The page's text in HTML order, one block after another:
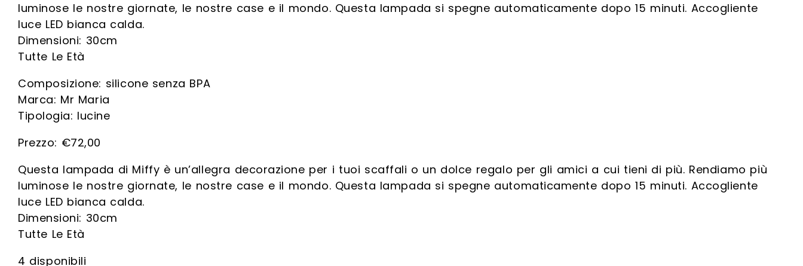
luminose le nostre giornate, le nostre case e il mondo. Questa lampada si spegne automaticamente dopo 15 minuti. Accogliente
luce LED bianca calda.
Dimensioni: 30cm
Tutte Le Età
Composizione: silicone senza BPA
Marca: Mr Maria
Tipologia: lucine
€72,00
Questa lampada di Miffy è un’allegra decorazione per i tuoi scaffali o un dolce regalo per gli amici a cui tieni di più. Rendiamo più
luminose le nostre giornate, le nostre case e il mondo. Questa lampada si spegne automaticamente dopo 15 minuti. Accogliente
luce LED bianca calda.
Dimensioni: 30cm
Tutte Le Età
4 disponibili